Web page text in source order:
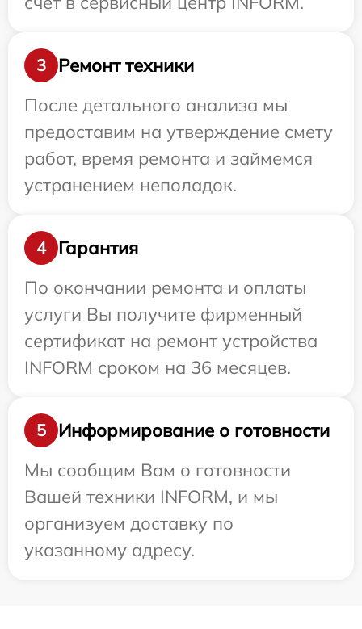
3
Ремонт техники
После детального анализа мы
предоставим на утверждение смету
работ, время ремонта и займемся
устранением неполадок.
4
Гарантия
По окончании ремонта и оплаты
услуги Вы получите фирменный
сертификат на ремонт устройства
INFORM сроком на 36 месяцев.
5
Информирование о готовности
Мы сообщим Вам о готовности
Вашей техники INFORM, и мы
организуем доставку по
указанному адресу.